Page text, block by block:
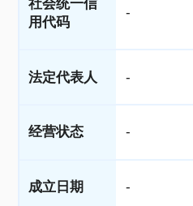
社会统一信
用代码
-
法定代表人 -
经营状态 -
成立日期 -